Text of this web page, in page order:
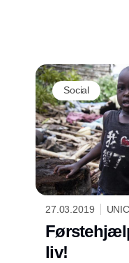
Social
27.03.2019
liv!